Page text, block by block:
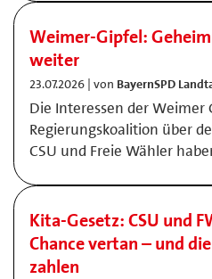
Weimer-Gipfel:
weiter
23.07.2026 | von BayernSPD
Die Interessen der Weimer
Regierungskoalition über
CSU und Freie Wähler
Kita-Gesetz: CSU und
Chance vertan – und
zahlen